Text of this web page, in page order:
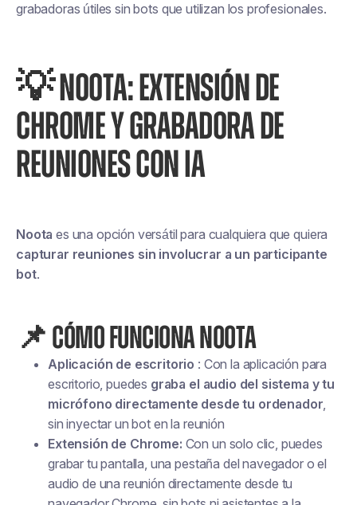
grabadoras útiles sin bots que utilizan los profesionales.
💡 NOOTA: EXTENSIÓN DE
CHROME Y GRABADORA DE
REUNIONES CON IA
Noota es una opción versátil para cualquiera que quiera
capturar reuniones sin involucrar a un participante
bot.
📌 CÓMO FUNCIONA NOOTA
Aplicación de escritorio : Con la aplicación para
escritorio, puedes graba el audio del sistema y tu
micrófono directamente desde tu ordenador,
sin inyectar un bot en la reunión
Extensión de Chrome: Con un solo clic, puedes
grabar tu pantalla, una pestaña del navegador o el
audio de una reunión directamente desde tu